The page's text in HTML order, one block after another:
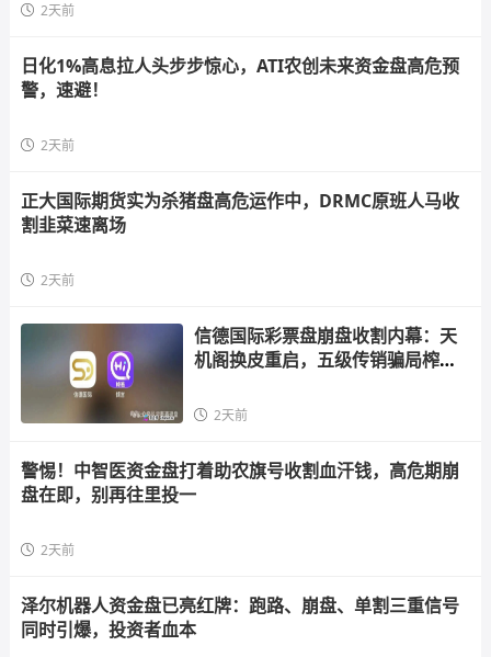
2天前
日化1%高息拉人头步步惊心，ATI农创未来资金盘高危预
警，速避！
2天前
正大国际期货实为杀猪盘高危运作中，DRMC原班人马收
割韭菜速离场
2天前
信德国际彩票盘崩盘收割内幕：天
机阁换皮重启，五级传销骗局榨干
2天前
警惕！中智医资金盘打着助农旗号收割血汗钱，高危期崩
盘在即，别再往里投一
2天前
泽尔机器人资金盘已亮红牌：跑路、崩盘、单割三重信号
同时引爆，投资者血本